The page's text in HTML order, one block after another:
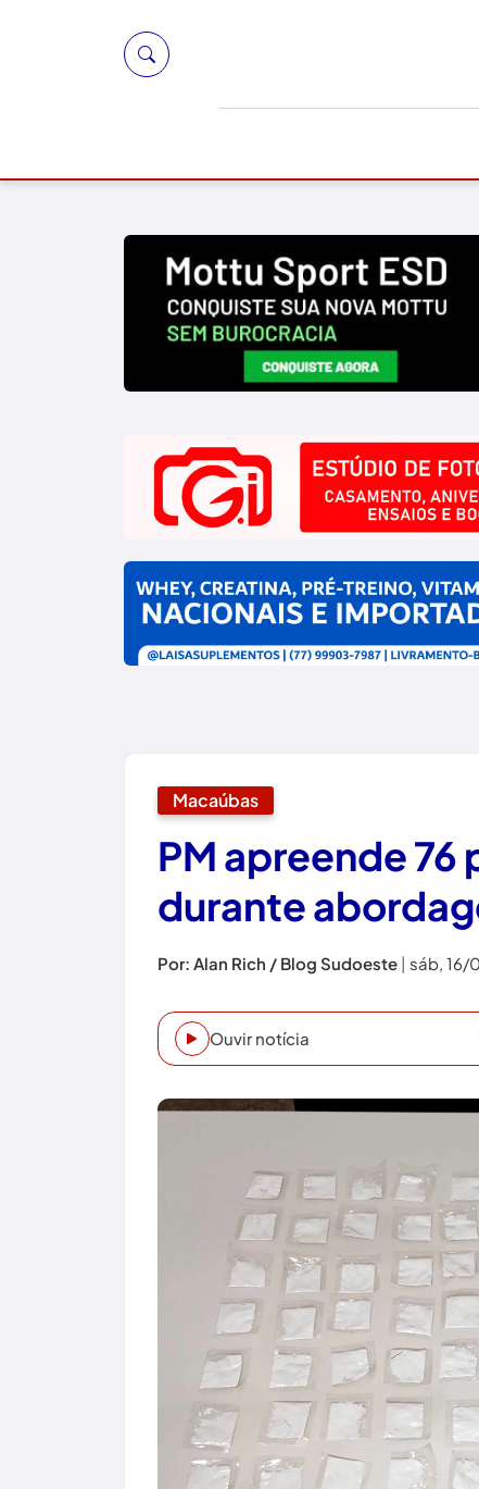
Macaúbas
PM apreende
durante
Por: Alan Rich / Blog Sudoeste | sáb, 16/
Ouvir notícia